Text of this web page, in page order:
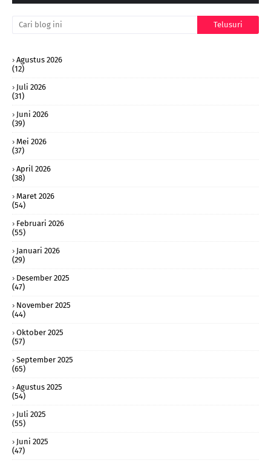
Agustus 2026
(12)
Juli 2026
(31)
Juni 2026
(39)
Mei 2026
(37)
April 2026
(38)
Maret 2026
(54)
Februari 2026
(55)
Januari 2026
(29)
Desember 2025
(47)
November 2025
(44)
Oktober 2025
(57)
September 2025
(65)
Agustus 2025
(54)
Juli 2025
(55)
Juni 2025
(47)